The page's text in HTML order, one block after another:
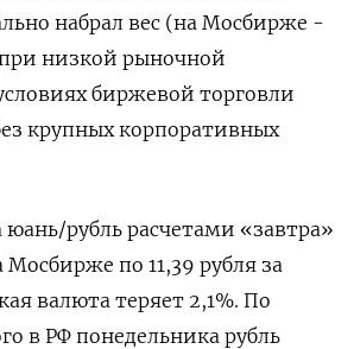
набрал вес (на Мосбирже -
низкой рыночной
биржевой торговли
крупных корпоративных
рубль расчетами «завтра»
Мосбирже по 11,39 рубля за
валюта теряет 2,1%. По
в РФ понедельника рубль